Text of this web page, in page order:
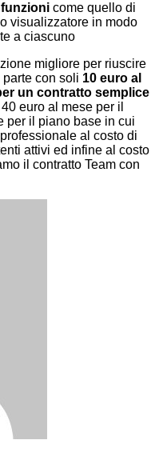
come quello di
visualizzatore in modo
a ciascuno
migliore per riuscire
con soli 10 euro al
un contratto semplice
euro al mese per il
per il piano base in cui
al costo di
attivi ed infine al costo
il contratto Team con